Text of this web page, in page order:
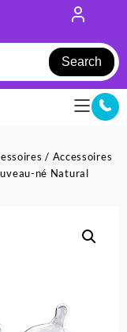
Search
/ Accessoires
né Natural